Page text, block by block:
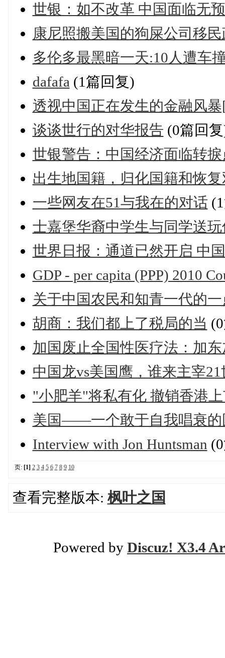
世银：如不改革 中国面临无
康尼照搬美国的狗屎公司移
多伦多最黑暗一天:10人遭车
dafafa (1篇回复)
透视中国正在发生的金融风
谈谈世行的对华报告 (0篇回
世银警告：中国经济面临转捩
出生地国籍，归化国籍和恢
一些网友在51与我在的对话
士嘉堡华裔中学生与同学送
世界日报：通道已然开启 中
GDP - per capita (PPP) 2010
关于中国农民和知青一代的
胡商：我们都上了税局的当
加国废止全国性医疗法：加
中国龙vs美国鹰，谁来主宰
"小肥羊"将私有化 撤销香港
美国——一个敢于自我唱衰的
Interview with Jon Huntsman
页: [1] 2 3 4 5 6 7 8 9 10
查看完整版本: 枫叶之国
Powered by Discuz! X3.4